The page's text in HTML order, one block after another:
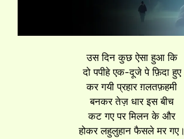
उस दिन कुछ ऐसा हुआ कि
दो पपीहे एक-दूजे पे फ़िदा हुए
कर गयी प्रहार ग़लतफ़हमी
बनकर तेज़ धार इस बीच
कट गए पर मिलन के और
होकर लहुलुहान फैसले मर गए।